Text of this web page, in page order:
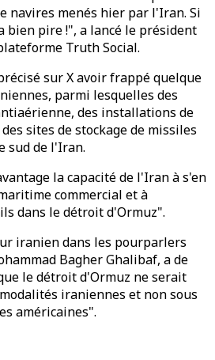
navires menés hier par l'Iran. Si
bien pire !", a lancé le président
Truth Social.
sur X avoir frappé quelque
parmi lesquelles des
des installations de
sites de stockage de missiles
sud de l'Iran.
la capacité de l'Iran à s'en
commercial et à
dans le détroit d'Ormuz".
iranien dans les pourparlers
Bagher Ghalibaf, a de
le détroit d'Ormuz ne serait
iraniennes et non sous
américaines".